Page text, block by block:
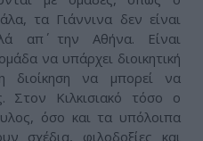
τα Γιάννινα δεν είναι
απ΄ την Αθήνα. Είναι
να υπάρχει διοικητική
διοίκηση να μπορεί να
Στον Κιλκισιακό τόσο ο
όσο και τα υπόλοιπα
σχέδια, φιλοδοξίες και